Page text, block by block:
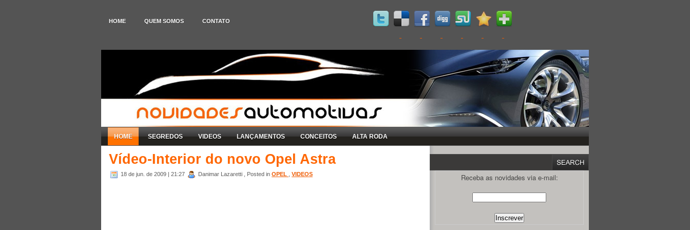
HOME QUEM SOMOS CONTATO
HOME SEGREDOS VIDEOS LANÇAMENTOS CONCEITOS ALTA RODA
Vídeo-Interior do novo Opel Astra
18 de jun. de 2009 | 21:27 Danimar Lazaretti , Posted in OPEL VIDEOS Receba as novidades via e-mail: